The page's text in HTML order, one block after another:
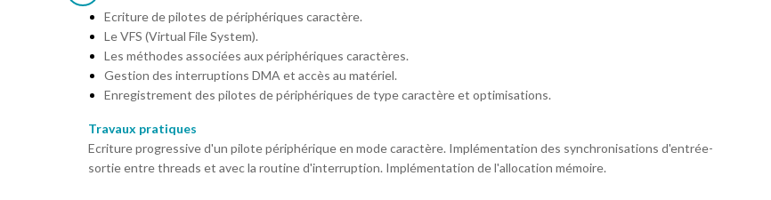
Ecriture de pilotes de périphériques caractère.
Le VFS (Virtual File System).
Les méthodes associées aux périphériques caractères.
Gestion des interruptions DMA et accès au matériel.
Enregistrement des pilotes de périphériques de type caractère et optimisations.
Travaux pratiques
Ecriture progressive d'un pilote périphérique en mode caractère. Implémentation des synchronisations d'entrée-
sortie entre threads et avec la routine d'interruption. Implémentation de l'allocation mémoire.